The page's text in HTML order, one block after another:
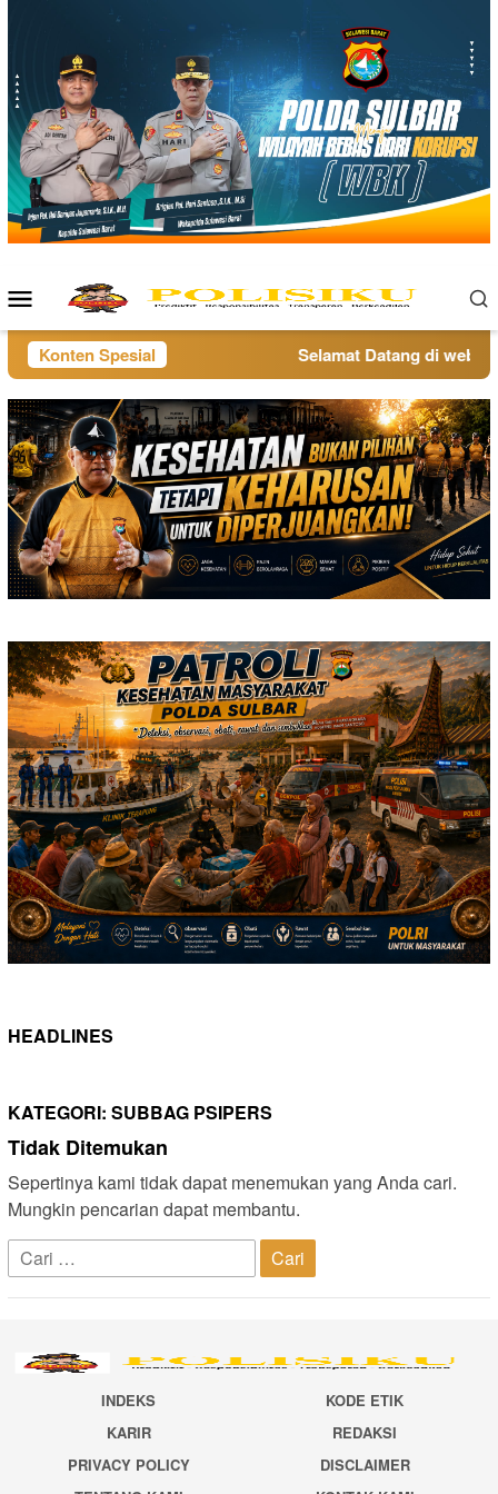
Menu
Mobile
Konten Spesial Selamat Datang di
HEADLINES
KATEGORI: SUBBAG PSIPERS
Tidak Ditemukan
Sepertinya kami tidak dapat menemukan yang Anda cari.
Mungkin pencarian dapat membantu.
Cari
untuk:
INDEKS
KODE ETIK
KARIR
REDAKSI
PRIVACY POLICY
DISCLAIMER